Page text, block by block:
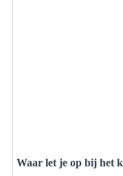
Waar let je op bij het